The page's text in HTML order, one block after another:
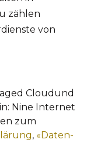
zählen
von
Cloudund
Nine Internet
zum
, «Daten-